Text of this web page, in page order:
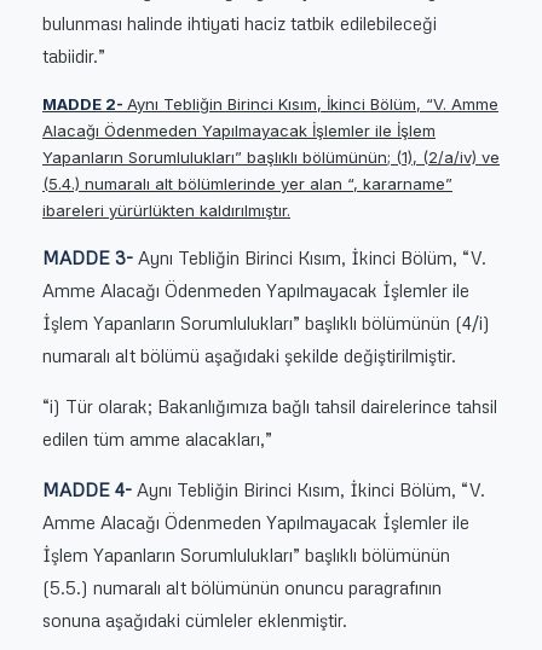
bulunması halinde ihtiyati haciz tatbik edilebileceği
tabiidir.”
MADDE 2- Aynı Tebliğin Birinci Kısım, İkinci Bölüm, “V. Amme
Alacağı Ödenmeden Yapılmayacak İşlemler ile İşlem
Yapanların Sorumlulukları” başlıklı bölümünün; (1), (2/a/iv) ve
(5.4.) numaralı alt bölümlerinde yer alan “, kararname”
ibareleri yürürlükten kaldırılmıştır.
MADDE 3- Aynı Tebliğin Birinci Kısım, İkinci Bölüm, “V.
Amme Alacağı Ödenmeden Yapılmayacak İşlemler ile
İşlem Yapanların Sorumlulukları” başlıklı bölümünün (4/i)
numaralı alt bölümü aşağıdaki şekilde değiştirilmiştir.
“i) Tür olarak; Bakanlığımıza bağlı tahsil dairelerince tahsil
edilen tüm amme alacakları,”
MADDE 4- Aynı Tebliğin Birinci Kısım, İkinci Bölüm, “V.
Amme Alacağı Ödenmeden Yapılmayacak İşlemler ile
İşlem Yapanların Sorumlulukları” başlıklı bölümünün
(5.5.) numaralı alt bölümünün onuncu paragrafının
sonuna aşağıdaki cümleler eklenmiştir.